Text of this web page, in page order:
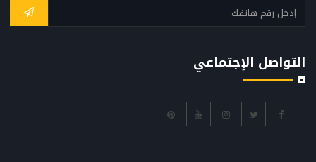
التواصل الإجتماعي